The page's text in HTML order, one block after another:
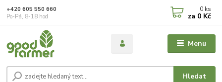
Menu
Hledat
+420 605 550 660
Po-Pá, 8-18 hod
0 ks
za 0 Kč